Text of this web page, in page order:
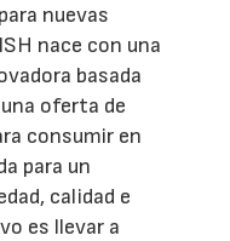
nuevas
nace con una
basada
una oferta de
consumir en
para un
calidad e
es llevar a